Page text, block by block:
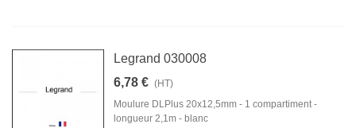
Legrand 030008
6,78 € (HT)
Moulure DLPlus 20x12,5mm - 1 compartiment -
longueur 2,1m - blanc